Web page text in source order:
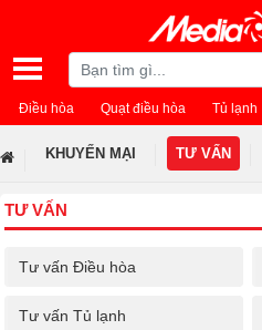
Điều hòa Quạt điều hòa Tủ lạnh
KHUYẾN MẠI TƯ VẤN
TƯ VẤN
Tư vấn Điều hòa
Tư vấn Tủ lạnh